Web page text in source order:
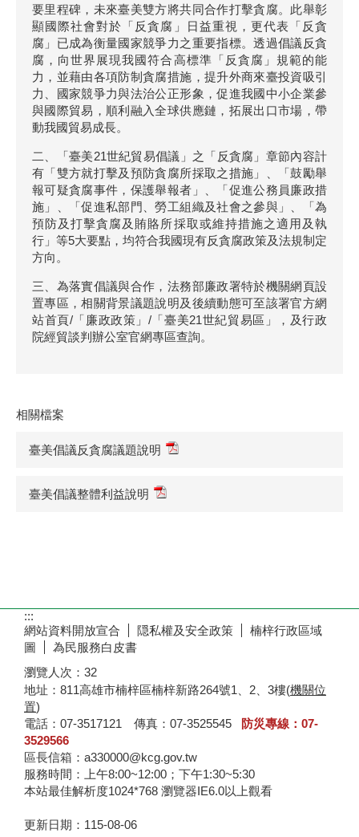
要里程碑，未來臺美雙方將共同合作打擊貪腐。此舉彰
顯國際社會對於「反貪腐」日益重視，更代表「反貪
腐」已成為衡量國家競爭力之重要指標。透過倡議反貪
腐，向世界展現我國符合高標準「反貪腐」規範的能
力，並藉由各項防制貪腐措施，提升外商來臺投資吸引
力、國家競爭力與法治公正形象，促進我國中小企業參
與國際貿易，順利融入全球供應鏈，拓展出口市場，帶
動我國貿易成長。
二、「臺美21世紀貿易倡議」之「反貪腐」章節內容計
有「雙方就打擊及預防貪腐所採取之措施」、「鼓勵舉
報可疑貪腐事件，保護舉報者」、「促進公務員廉政措
施」、「促進私部門、勞工組織及社會之參與」、「為
預防及打擊貪腐及賄賂所採取或維持措施之適用及執
行」等5大要點，均符合我國現有反貪腐政策及法規制定
方向。
三、為落實倡議與合作，法務部廉政署特於機關網頁設
置專區，相關背景議題說明及後續動態可至該署官方網
站首頁/「廉政政策」/「臺美21世紀貿易區」，及行政
院經貿談判辦公室官網專區查詢。
相關檔案
臺美倡議反貪腐議題說明
臺美倡議整體利益說明
:::
網站資料開放宣合
隠私權及安全政策
楠梓行政區域
圖
為民服務白皮書
瀏覽人次： 32
地址：811高雄市楠梓區楠梓新路264號1、2、3樓(機關位
置)
電話：07-3517121 傳真：07-3525545
防災專線：07-
3529566
區長信箱：a330000@kcg.gov.tw
服務時間：上午8:00~12:00；下午1:30~5:30
本站最佳解析度1024*768 瀏覽器IE6.0以上觀看
更新日期： 115-08-06